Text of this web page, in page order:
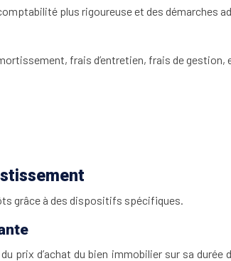
plus rigoureuse et des démarches
frais d’entretien, frais de gestion,
grâce à des dispositifs spécifiques.
prix d’achat du bien immobilier sur sa